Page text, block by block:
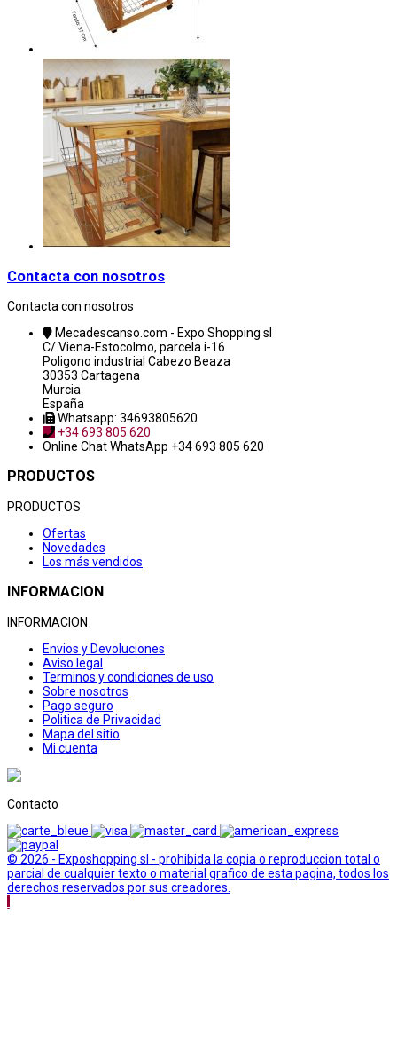
Contacta con nosotros
Contacta con nosotros
Mecadescanso.com - Expo Shopping sl
C/ Viena-Estocolmo, parcela i-16
Poligono industrial Cabezo Beaza
30353 Cartagena
Murcia
España
Whatsapp: 34693805620
+34 693 805 620
Online ChatWhatsApp +34 693 805 620
PRODUCTOS
PRODUCTOS
Ofertas
Novedades
Los más vendidos
INFORMACION
INFORMACION
Envios y Devoluciones
Aviso legal
Terminos y condiciones de uso
Sobre nosotros
Pago seguro
Politica de Privacidad
Mapa del sitio
Mi cuenta
Contacto
© 2026 - Exposhopping sl - prohibida la copia o reproduccion total o
parcial de cualquier texto o material grafico de esta pagina, todos los
derechos reservados por sus creadores.